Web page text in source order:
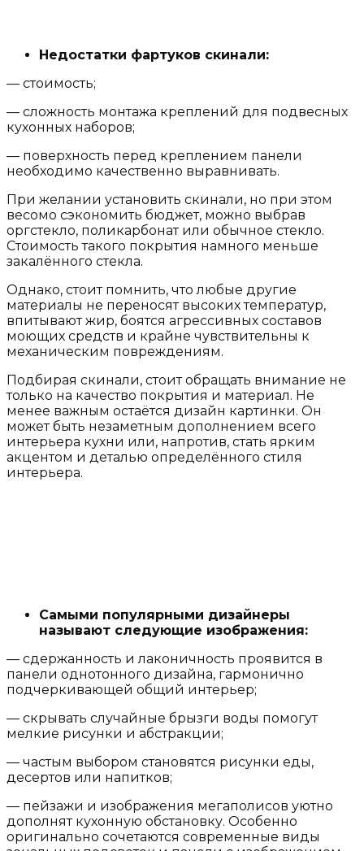
Недостатки фартуков скинали:
— стоимость;
— сложность монтажа креплений для подвесных
кухонных наборов;
— поверхность перед креплением панели
необходимо качественно выравнивать.
При желании установить скинали, но при этом
весомо сэкономить бюджет, можно выбрав
оргстекло, поликарбонат или обычное стекло.
Стоимость такого покрытия намного меньше
закалённого стекла.
Однако, стоит помнить, что любые другие
материалы не переносят высоких температур,
впитывают жир, боятся агрессивных составов
моющих средств и крайне чувствительны к
механическим повреждениям.
Подбирая скинали, стоит обращать внимание не
только на качество покрытия и материал. Не
менее важным остаётся дизайн картинки. Он
может быть незаметным дополнением всего
интерьера кухни или, напротив, стать ярким
акцентом и деталью определённого стиля
интерьера.
Самыми популярными дизайнеры
называют следующие изображения:
— сдержанность и лаконичность проявится в
панели однотонного дизайна, гармонично
подчеркивающей общий интерьер;
— скрывать случайные брызги воды помогут
мелкие рисунки и абстракции;
— частым выбором становятся рисунки еды,
десертов или напитков;
— пейзажи и изображения мегаполисов уютно
дополнят кухонную обстановку. Особенно
оригинально сочетаются современные виды